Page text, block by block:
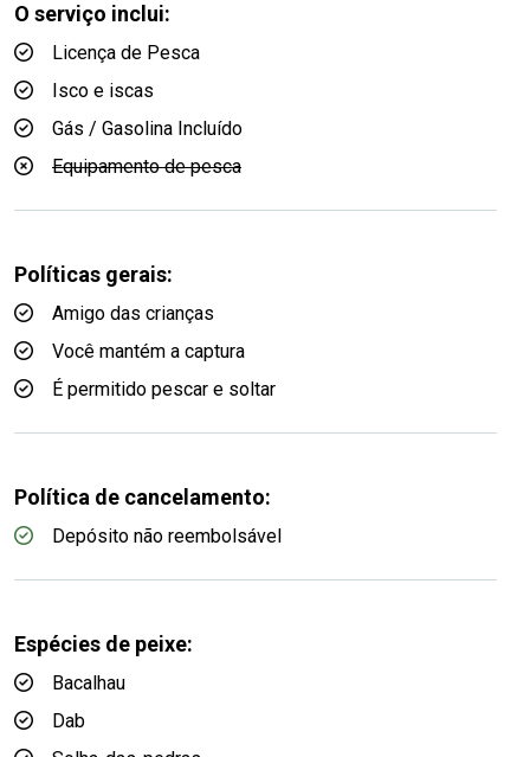
O serviço inclui:
Licença de Pesca
Isco e iscas
Gás / Gasolina Incluído
Equipamento de pesca
Políticas gerais:
Amigo das crianças
Você mantém a captura
É permitido pescar e soltar
Política de cancelamento:
Depósito não reembolsável
Espécies de peixe:
Bacalhau
Dab